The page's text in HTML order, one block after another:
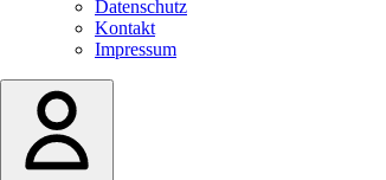
Datenschutz
Kontakt
Impressum